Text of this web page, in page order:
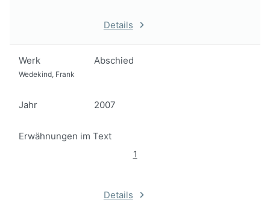
Details
Werk Abschied
Wedekind, Frank
Jahr 2007
Erwähnungen im Text
1
Details